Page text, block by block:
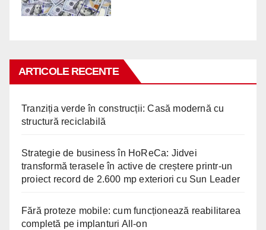
ARTICOLE RECENTE
Tranziția verde în construcții: Casă modernă cu
structură reciclabilă
Strategie de business în HoReCa: Jidvei
transformă terasele în active de creștere printr-un
proiect record de 2.600 mp exteriori cu Sun Leader
Fără proteze mobile: cum funcționează reabilitarea
completă pe implanturi All-on